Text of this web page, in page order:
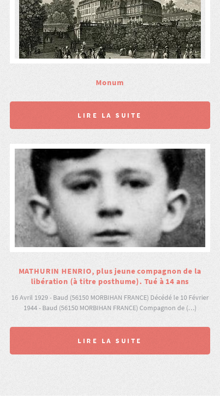
Monum
LIRE LA SUITE
MATHURIN HENRIO, plus jeune compagnon de la
libération (à titre posthume). Tué à 14 ans
16 Avril 1929 - Baud (56150 MORBIHAN FRANCE) Décédé le 10 Février
1944 - Baud (56150 MORBIHAN FRANCE) Compagnon de (…)
LIRE LA SUITE